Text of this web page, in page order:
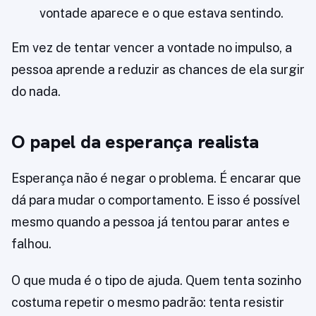
vontade aparece e o que estava sentindo.
Em vez de tentar vencer a vontade no impulso, a
pessoa aprende a reduzir as chances de ela surgir
do nada.
O papel da esperança realista
Esperança não é negar o problema. É encarar que
dá para mudar o comportamento. E isso é possível
mesmo quando a pessoa já tentou parar antes e
falhou.
O que muda é o tipo de ajuda. Quem tenta sozinho
costuma repetir o mesmo padrão: tenta resistir